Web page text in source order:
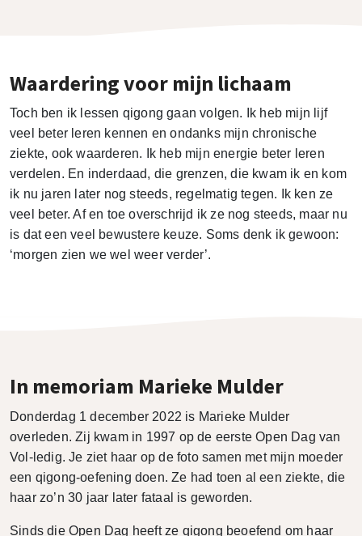
Waardering voor mijn lichaam
Toch ben ik lessen qigong gaan volgen. Ik heb mijn lijf
veel beter leren kennen en ondanks mijn chronische
ziekte, ook waarderen. Ik heb mijn energie beter leren
verdelen. En inderdaad, die grenzen, die kwam ik en kom
ik nu jaren later nog steeds, regelmatig tegen. Ik ken ze
veel beter. Af en toe overschrijd ik ze nog steeds, maar nu
is dat een veel bewustere keuze. Soms denk ik gewoon:
‘morgen zien we wel weer verder’.
In memoriam Marieke Mulder
Donderdag 1 december 2022 is Marieke Mulder
overleden. Zij kwam in 1997 op de eerste Open Dag van
Vol-ledig. Je ziet haar op de foto samen met mijn moeder
een qigong-oefening doen. Ze had toen al een ziekte, die
haar zo’n 30 jaar later fataal is geworden.
Sinds die Open Dag heeft ze qigong beoefend om haar